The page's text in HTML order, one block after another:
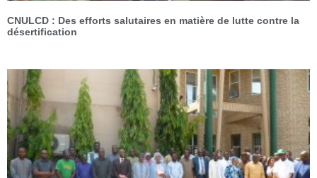
CNULCD : Des efforts salutaires en matière de lutte contre la
désertification